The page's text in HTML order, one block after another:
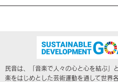
民音は、「音楽で人々の心と心を結ぶ」
楽をはじめとした芸術運動を通して世界